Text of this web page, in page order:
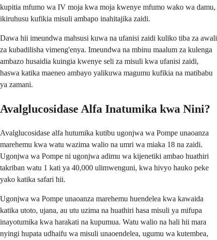
kupitia mfumo wa IV moja kwa moja kwenye mfumo wako wa damu,
ikiruhusu kufikia misuli ambapo inahitajika zaidi.
Dawa hii imeundwa mahsusi kuwa na ufanisi zaidi kuliko tiba za awali
za kubadilisha vimeng'enya. Imeundwa na mbinu maalum za kulenga
ambazo husaidia kuingia kwenye seli za misuli kwa ufanisi zaidi,
haswa katika maeneo ambayo yalikuwa magumu kufikia na matibabu
ya zamani.
Avalglucosidase Alfa Inatumika kwa Nini?
Avalglucosidase alfa hutumika kutibu ugonjwa wa Pompe unaoanza
marehemu kwa watu wazima walio na umri wa miaka 18 na zaidi.
Ugonjwa wa Pompe ni ugonjwa adimu wa kijenetiki ambao huathiri
takriban watu 1 kati ya 40,000 ulimwenguni, kwa hivyo hauko peke
yako katika safari hii.
Ugonjwa wa Pompe unaoanza marehemu huendelea kwa kawaida
katika utoto, ujana, au utu uzima na huathiri hasa misuli ya mifupa
inayotumika kwa harakati na kupumua. Watu walio na hali hii mara
nyingi hupata udhaifu wa misuli unaoendelea, ugumu wa kutembea,